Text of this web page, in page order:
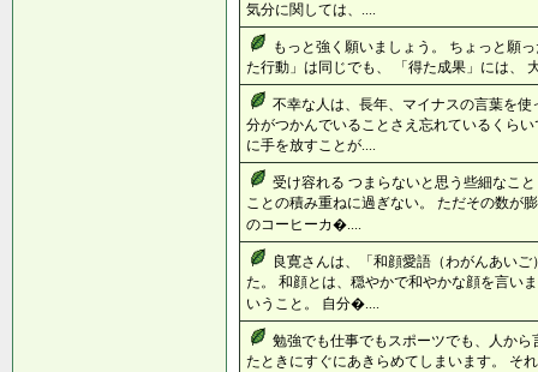
気分に関しては、....
もっと強く願いましょう。 ちょっと願
た行動」は同じでも、 「得た成果」には、
不幸な人は、長年、マイナスの言葉を
分がつかんでいることさえ忘れているくら
に手を放すことが....
受け容れる つまらないと思う些細なこ
ことの積み重ねに過ぎない。 ただその数が
のコーヒーカ�....
良寛さんは、「和顔愛語（わがんあい
た。 和顔とは、穏やかで和やかな顔を言い
いうこと。 自分�....
勉強でも仕事でもスポーツでも、人か
たときにすぐにあきらめてしまいます。 そ